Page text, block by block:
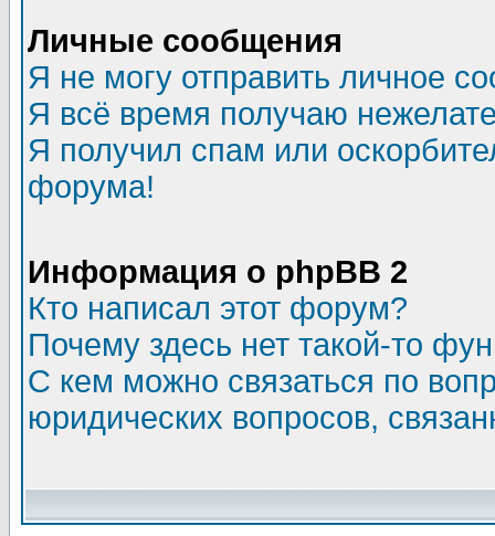
Личные сообщения
Я не могу отправить личное
Я всё время получаю
Я получил спам или
форума!
Информация о phpBB 2
Кто написал этот форум?
Почему здесь нет такой-то
С кем можно связаться по
юридических вопросов,